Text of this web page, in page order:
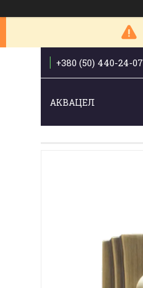
+380 (50) 440-24-07
АКВАЦЕЛ